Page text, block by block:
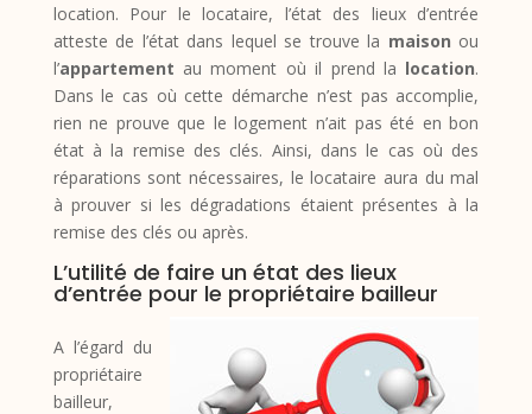
location. Pour le locataire, l’état des lieux d’entrée
atteste de l’état dans lequel se trouve la maison ou
l’appartement au moment où il prend la location.
Dans le cas où cette démarche n’est pas accomplie,
rien ne prouve que le logement n’ait pas été en bon
état à la remise des clés. Ainsi, dans le cas où des
réparations sont nécessaires, le locataire aura du mal
à prouver si les dégradations étaient présentes à la
remise des clés ou après.
L’utilité de faire un état des lieux
d’entrée pour le propriétaire bailleur
A l’égard du
propriétaire
bailleur,